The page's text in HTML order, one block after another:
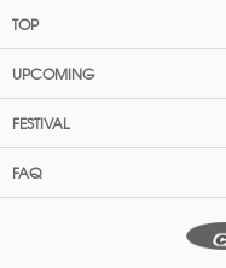
TOP
UPCOMING
FESTIVAL
FAQ